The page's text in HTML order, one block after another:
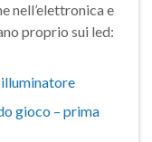
nell’elettronica e
proprio sui led:
gioco – prima